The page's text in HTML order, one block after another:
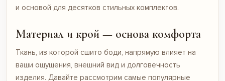
и основой для десятков стильных комплектов.
Материал и крой — основа комфорта
Ткань, из которой сшито боди, напрямую влияет на
ваши ощущения, внешний вид и долговечность
изделия. Давайте рассмотрим самые популярные